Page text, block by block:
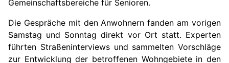
Gemeinschaftsbereiche für Senioren.
Die Gespräche mit den Anwohnern fanden am vorigen
Samstag und Sonntag direkt vor Ort statt. Experten
führten Straßeninterviews und sammelten Vorschläge
zur Entwicklung der betroffenen Wohngebiete in den